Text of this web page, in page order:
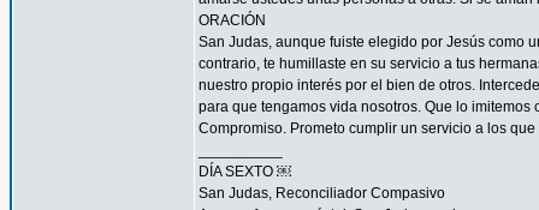
ORACIÓN
San Judas, aunque fuiste elegido por Jesús como
contrario, te humillaste en su servicio a tus
nuestro propio interés por el bien de otros.
para que tengamos vida nosotros. Que lo
Compromiso. Prometo cumplir un servicio a los
DÍA SEXTO ￼
San Judas, Reconciliador Compasivo